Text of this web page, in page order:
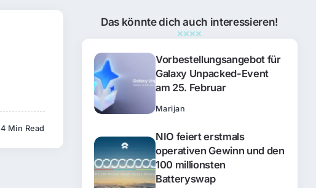
4 Min Read
Das könnte dich auch interessieren!
Vorbestellungsangebot für
Galaxy Unpacked-Event
am 25. Februar
Marijan
NIO feiert erstmals
operativen Gewinn und den
100 millionsten
Batteryswap